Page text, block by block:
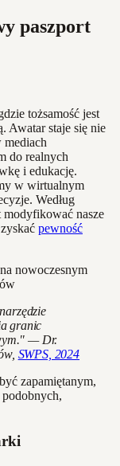
paszport
tożsamość jest
Awatar staje się nie
mediach
do realnych
i edukację.
w wirtualnym
Według
modyfikować nasze
pewność
granic
— Dr.
SWPS, 2024
zapamiętanym,